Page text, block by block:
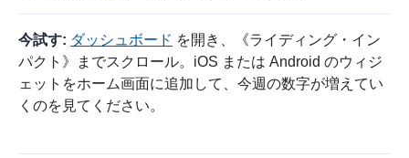
今試す: ダッシュボード を開き、《ライディング・イン
パクト》までスクロール。iOS または Android のウィジ
ェットをホーム画面に追加して、今週の数字が増えてい
くのを見てください。